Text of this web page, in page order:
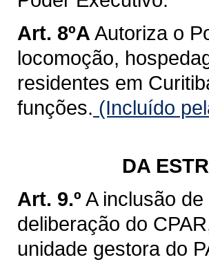
Art. 8ºA Autoriza o
locomoção,
residentes em
funções. (Incluído
DA
Art. 9.º A inclusão
deliberação do
unidade gestora do